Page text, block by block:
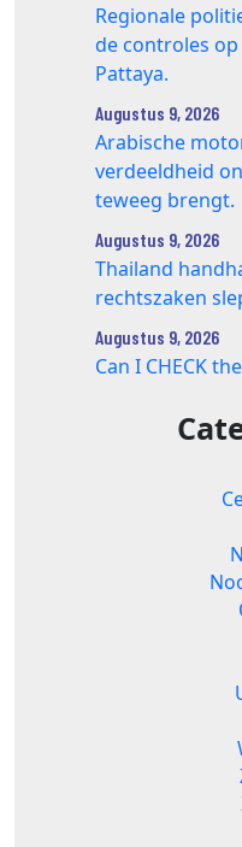
Regionale
de controles
Pattaya.
Augustus 9, 2026
Arabische
verdeeldheid
teweeg brengt.
Augustus 9, 2026
Thailand
rechtszaken
Augustus 9, 2026
Can I CHECK